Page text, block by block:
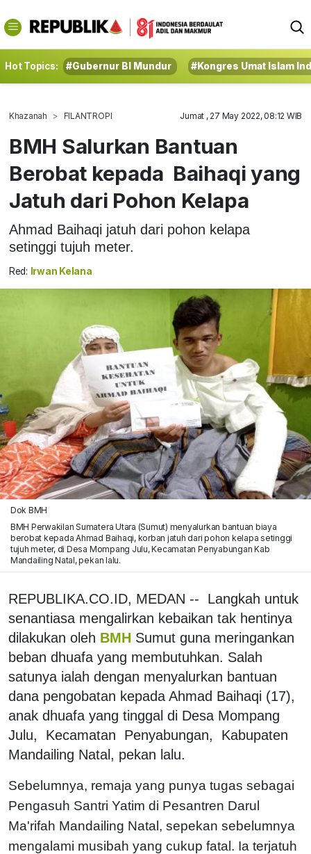
Hot Topics: #Gubernur BI Mundur #Kongres Umat Islam
Khazanah FILANTROPI Jumat , 27 May 2022, 08:12 WIB
BMH Salurkan Bantuan
Berobat kepada Baihaqi yang
Jatuh dari Pohon Kelapa
Ahmad Baihaqi jatuh dari pohon kelapa
setinggi tujuh meter.
Red: Irwan Kelana
Dok BMH
BMH Perwakilan Sumatera Utara (Sumut) menyalurkan bantuan biaya
berobat kepada Ahmad Baihaqi, korban jatuh dari pohon kelapa setinggi
tujuh meter, di Desa Mompang Julu, Kecamatan Penyabungan Kab
Mandailing Natal, pekan lalu.
REPUBLIKA.CO.ID, MEDAN -- Langkah untuk
senantiasa mengalirkan kebaikan tak hentinya
dilakukan oleh BMH Sumut guna meringankan
beban dhuafa yang membutuhkan. Salah
satunya ialah dengan menyalurkan bantuan
dana pengobatan kepada Ahmad Baihaqi (17),
anak dhuafa yang tinggal di Desa Mompang
Julu, Kecamatan Penyabungan, Kabupaten
Mandailing Natal, pekan lalu.
Sebelumnya, remaja yang punya tugas sebagai
Pengasuh Santri Yatim di Pesantren Darul
Ma'rifah Mandailing Natal, sepekan sebelumnya
mengalami musibah yang cukup fatal. Ia terjatuh